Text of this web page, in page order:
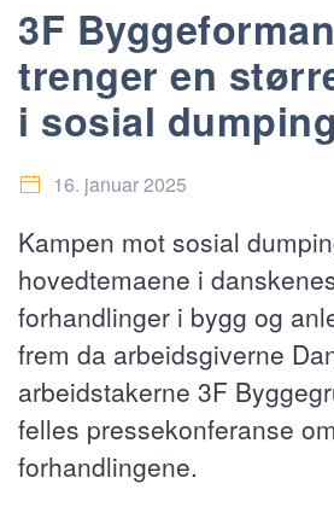
3F
trenger en
i sosial dumping
16. januar 2025
Kampen mot sosial
hovedtemaene i
forhandlinger i bygg og
frem da arbeidsgiverne
arbeidstakerne 3F
felles pressekonferanse om
forhandlingene.